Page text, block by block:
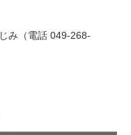
み（電話 049-268-